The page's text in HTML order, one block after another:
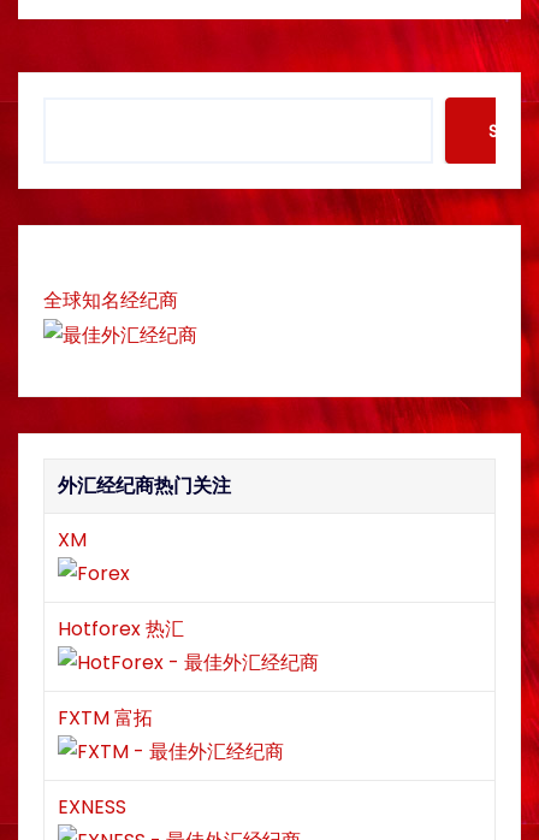
s
t
v
g
t
n
c
全球知名经纪商
外汇经纪商热门关注
XM
Hotforex 热汇
FXTM 富拓
EXNESS